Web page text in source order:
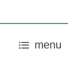
menu